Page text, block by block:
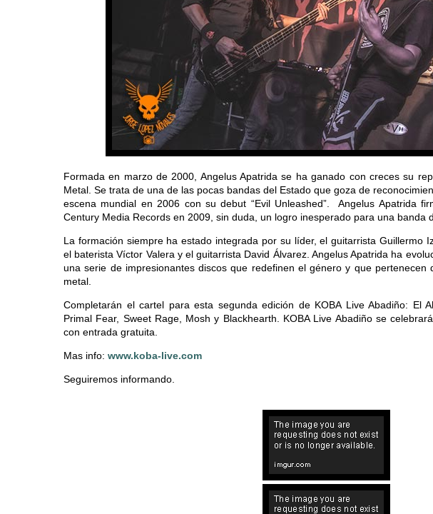
Formada en marzo de 2000, Angelus Apatrida se ha ganado con creces su
Metal. Se trata de una de las pocas bandas del Estado que goza de
escena mundial en 2006 con su debut “Evil Unleashed”. Angelus Apatrida
Century Media Records en 2009, sin duda, un logro inesperado para una banda
La formación siempre ha estado integrada por su líder, el guitarrista Guillermo
el baterista Víctor Valera y el guitarrista David Álvarez. Angelus Apatrida ha
una serie de impresionantes discos que redefinen el género y que pertenecen
metal.
Completarán el cartel para esta segunda edición de KOBA Live Abadiño: El
Primal Fear, Sweet Rage, Mosh y Blackhearth. KOBA Live Abadiño se
con entrada gratuita.
Mas info: www.koba-live.com
Seguiremos informando.